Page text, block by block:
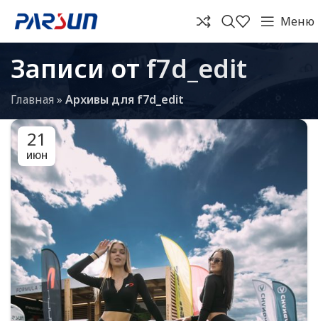
Меню
Записи от f7d_edit
Главная » Архивы для f7d_edit
21
ИЮН